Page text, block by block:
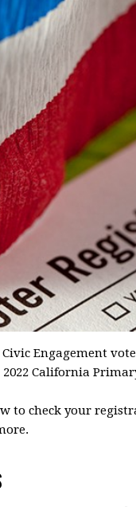
Civic Engagement
California
to check your